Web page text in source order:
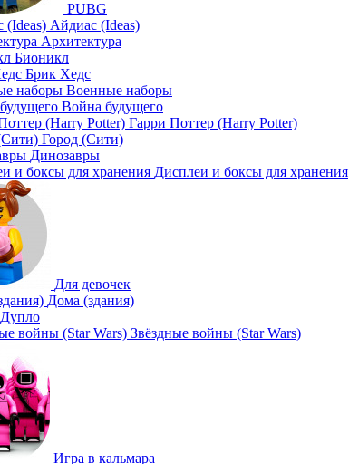
PUBG
Айдиас (Ideas)
Архитектура
Бионикл
Брик Хедс
Военные наборы
Война будущего
Гарри Поттер (Harry Potter)
Город (Сити)
Динозавры
Дисплеи и боксы для хранения
Для девочек
Дома (здания)
Дупло
Звёздные войны (Star Wars)
Игра в кальмара